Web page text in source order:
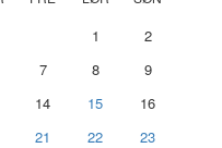
1
2
7 8
9
14 15
16
21 22
23